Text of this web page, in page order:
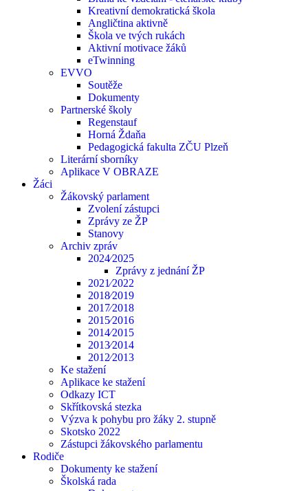
Kreativní demokratická škola
Angličtina aktivně
Škola ve tvých rukách
Aktivní motivace žáků
eTwinning
EVVO
Soutěže
Dokumenty
Partnerské školy
Regenstauf
Horná Ždaňa
Pedagogická fakulta ZČU Plzeň
Literární sborníky
Aplikace V OBRAZE
Žáci
Žákovský parlament
Zvolení zástupci
Zprávy ze ŽP
Stanovy
Archiv zpráv
2024⁄2025
Zprávy z jednání ŽP
2021⁄2022
2018⁄2019
2017⁄2018
2015⁄2016
2014⁄2015
2013⁄2014
2012⁄2013
Ke stažení
Aplikace ke stažení
Odkazy ICT
Skřítkovská stezka
Výzva k pohybu pro žáky 2. stupně
Skotsko 2022
Zástupci žákovského parlamentu
Rodiče
Dokumenty ke stažení
Školská rada